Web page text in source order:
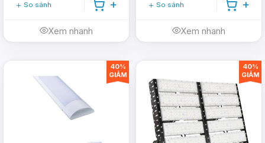
So sánh
Xem nhanh
So sánh
Xem nhanh
40%
GIẢM
40%
GIẢM